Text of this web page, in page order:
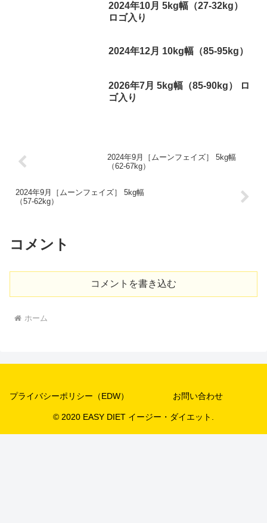
2024年10月 5kg幅（27-32kg）
ロゴ入り
2024年12月 10kg幅（85-95kg）
2026年7月 5kg幅（85-90kg） ロ
ゴ入り
2024年9月［ムーンフェイズ］ 5kg幅
（62-67kg）
2024年9月［ムーンフェイズ］ 5kg幅
（57-62kg）
コメント
コメントを書き込む
ホーム
プライバシーポリシー（EDW） お問い合わせ
© 2020 EASY DIET イージー・ダイエット.